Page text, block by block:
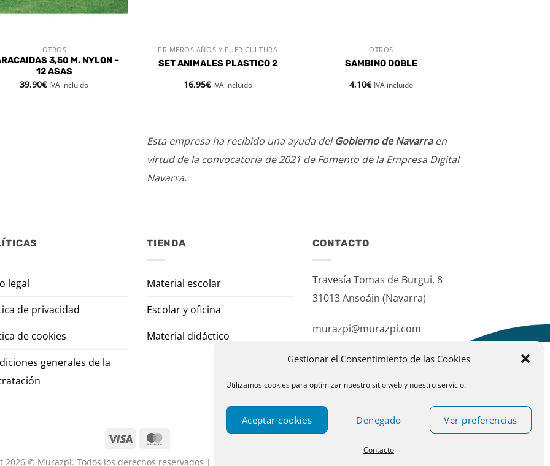
Gestionar el Consentimiento de las Cookies
Utilizamos cookies para optimizar nuestro sitio web y nuestro servicio.
Aceptar cookies Denegado Ver preferencias
Contacto
VISTA RÁPIDA
OTROS
3,50 M. NYLON –
12 ASAS
39,90€ IVA incluido
VISTA RÁPIDA
PRIMEROS AÑOS Y PUERICULTURA
SET ANIMALES PLASTICO 2
16,95€ IVA incluido
VISTA RÁPIDA
OTROS
SAMBINO DOBLE
4,10€ IVA incluido
Esta empresa ha recibido una ayuda delGobierno de Navarraen
virtud de la convocatoria de 2021 de Fomento de la Empresa Digital
Navarra.
legal
de privacidad
de cookies
generales de la
TIENDA
Material escolar
Escolar y oficina
Material didáctico
CONTACTO
Travesía Tomas de Burgui, 8
31013 Ansoáin (Navarra)
murazpi@murazpi.com
2026 © Murazpi. Todos los derechos reservados | Designed by Publispace